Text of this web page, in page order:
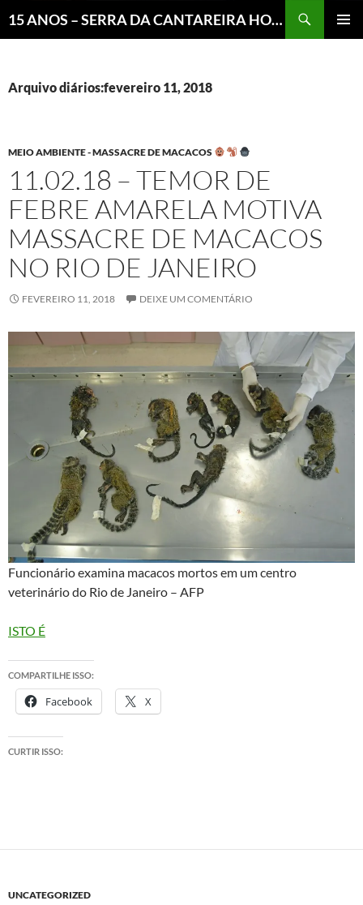
15 ANOS – SERRA DA CANTAREIRA HOJE E COTIDIANO DO BRASIL E DO MUNDO
Arquivo diários:fevereiro 11, 2018
MEIO AMBIENTE - MASSACRE DE MACACOS
11.02.18 – TEMOR DE
FEBRE AMARELA MOTIVA
MASSACRE DE MACACOS
NO RIO DE JANEIRO
FEVEREIRO 11, 2018 DEIXE UM COMENTÁRIO
Funcionário examina macacos mortos em um centro
veterinário do Rio de Janeiro – AFP
ISTO É
COMPARTILHE ISSO:
Facebook X
CURTIR ISSO:
UNCATEGORIZED